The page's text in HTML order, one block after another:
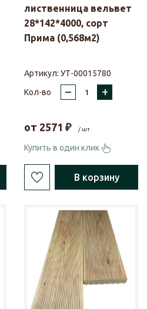
лиственница вельвет
28*142*4000, сорт
Прима (0,568м2)
Артикул: УТ-00015780
Кол-во
– +
от 2571 ₽ / шт
Купить в один клик
В корзину